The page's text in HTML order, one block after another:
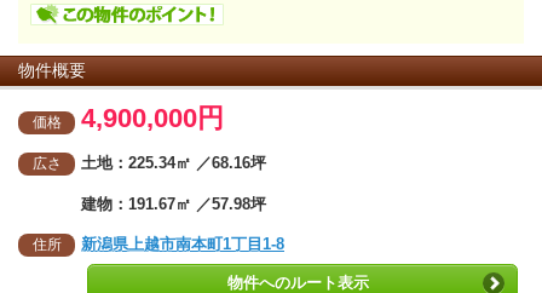
物件概要
価格 4,900,000円
広さ 土地：225.34㎡ ／68.16坪
建物：191.67㎡ ／57.98坪
住所 新潟県上越市南本町1丁目1-8
物件へのルート表示